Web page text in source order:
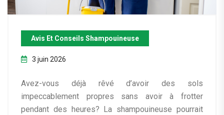
Avis Et Conseils Shampouineuse
3 juin 2026
Avez-vous déjà rêvé d’avoir des sols
impeccablement propres sans avoir à frotter
pendant des heures? La shampouineuse pourrait